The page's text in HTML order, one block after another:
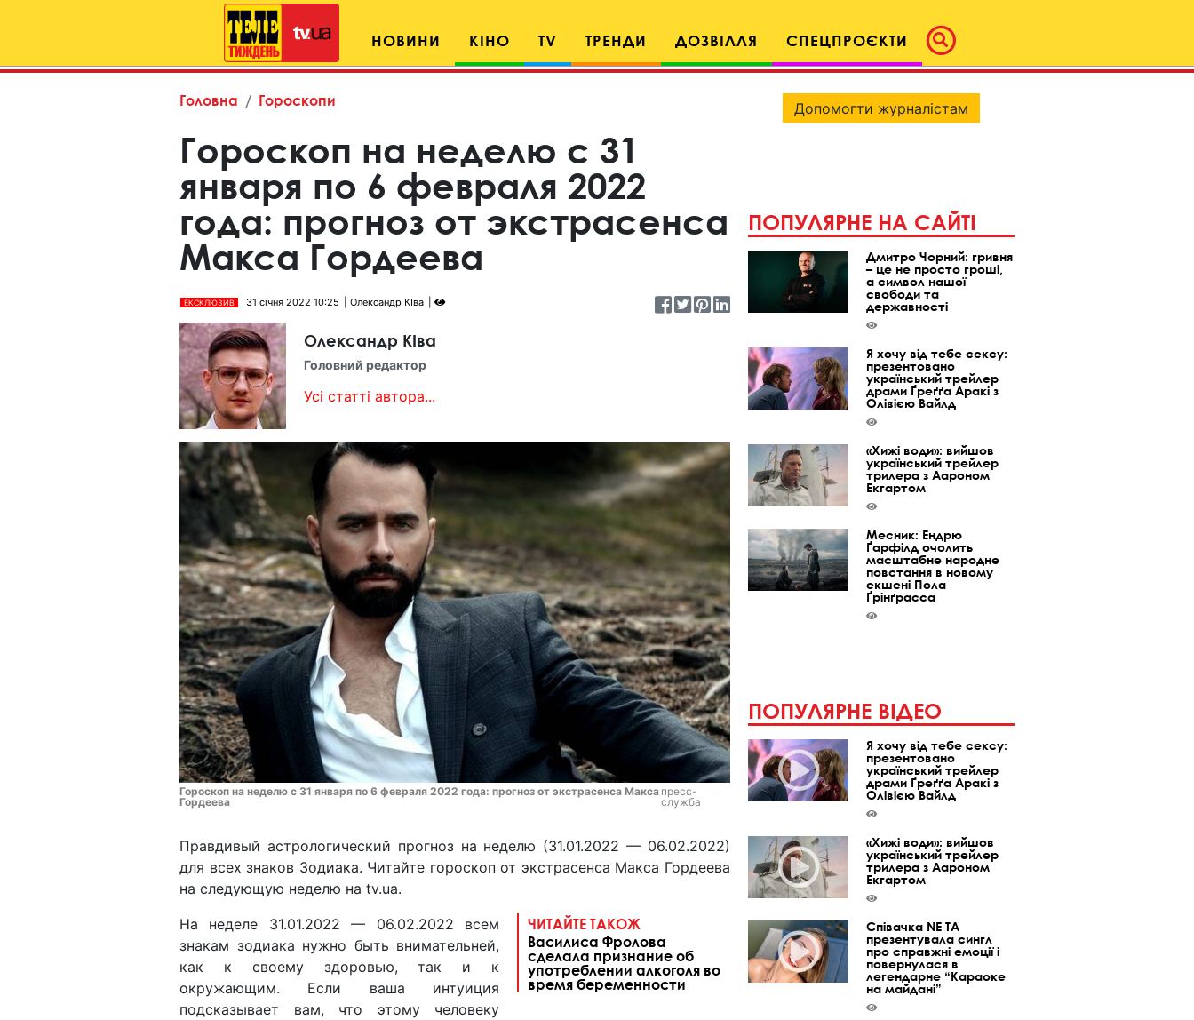
НОВИНИ КІНО TV ТРЕНДИ ДОЗВІЛЛЯ СПЕЦПРОЄКТИ
Головна Гороскопи
Гороскоп на неделю с 31
января по 6 февраля 2022
года: прогноз от экстрасенса
Макса Гордеева
ЕКСКЛЮЗИВ 31 січня 2022 10:25 Олександр КІва
Олександр КІва
Головний редактор
Усі статті автора...
Гороскоп на неделю с 31 января по 6 февраля 2022 года: прогноз от экстрасенса Макса
Гордеева
пресс-
служба
Правдивый астрологический прогноз на неделю (31.01.2022 — 06.02.2022)
для всех знаков Зодиака. Читайте гороскоп от экстрасенса Макса Гордеева
на следующую неделю на tv.ua.
ЧИТАЙТЕ ТАКОЖ
Василиса Фролова
сделала признание об
употреблении алкоголя во
время беременности
На неделе 31.01.2022 — 06.02.2022 всем
знакам зодиака нужно быть внимательней,
как к своему здоровью, так и к
окружающим. Если ваша интуиция
подсказывает вам, что этому человеку
Допомогти журналістам
ПОПУЛЯРНЕ НА САЙТІ
Дмитро Чорний: гривня
– це не просто гроші,
а символ нашої
свободи та
державності
Я хочу від тебе сексу:
презентовано
український трейлер
драми Ґреґґа Аракі з
Олівією Вайлд
«Хижі води»: вийшов
український трейлер
трилера з Аароном
Екгартом
Месник: Ендрю
Ґарфілд очолить
масштабне народне
повстання в новому
екшені Пола
Ґрінґрасса
ПОПУЛЯРНЕ ВІДЕО
Я хочу від тебе сексу:
презентовано
український трейлер
драми Ґреґґа Аракі з
Олівією Вайлд
«Хижі води»: вийшов
український трейлер
трилера з Аароном
Екгартом
Співачка NE TA
презентувала сингл
про справжні емоції і
повернулася в
легендарне “Караоке
на майдані”